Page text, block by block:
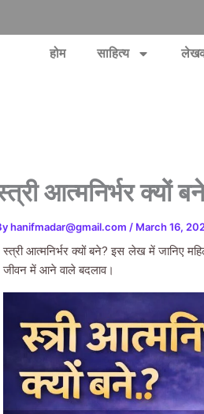
content
होम साहित्य
आत्मनिर्भर क्यों
hanifmadar@gmail.com / March 16,
स्त्री आत्मनिर्भर क्यों बने? इस लेख में जानिए
जीवन में आने वाले बदलाव।